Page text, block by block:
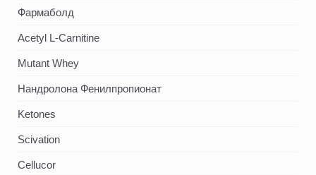
Фармаболд
Acetyl L-Carnitine
Mutant Whey
Нандролона Фенилпропионат
Ketones
Scivation
Cellucor